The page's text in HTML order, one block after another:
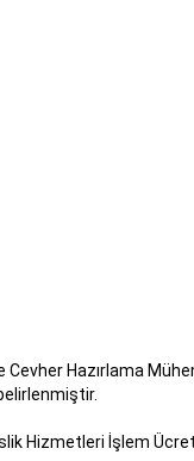
Cevher Hazırlama
Hizmetleri İşlem